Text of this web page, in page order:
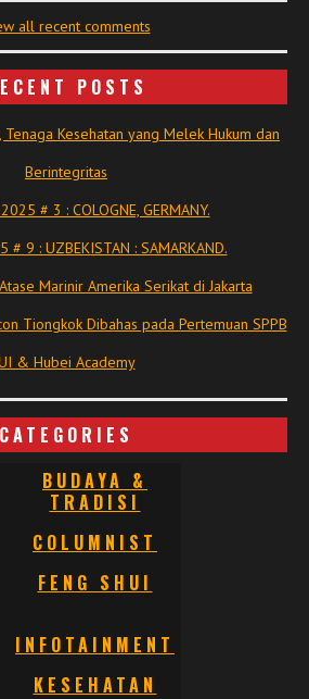
all recent comments
POSTS
Kesehatan yang Melek Hukum dan
Berintegritas
# 3 : COLOGNE, GERMANY.
# 9 : UZBEKISTAN : SAMARKAND.
Marinir Amerika Serikat di Jakarta
Tiongkok Dibahas pada Pertemuan SPPB
& Hubei Academy
CATEGORIES
BUDAYA &
TRADISI
COLUMNIST
FENG SHUI
INFOTAINMENT
KESEHATAN